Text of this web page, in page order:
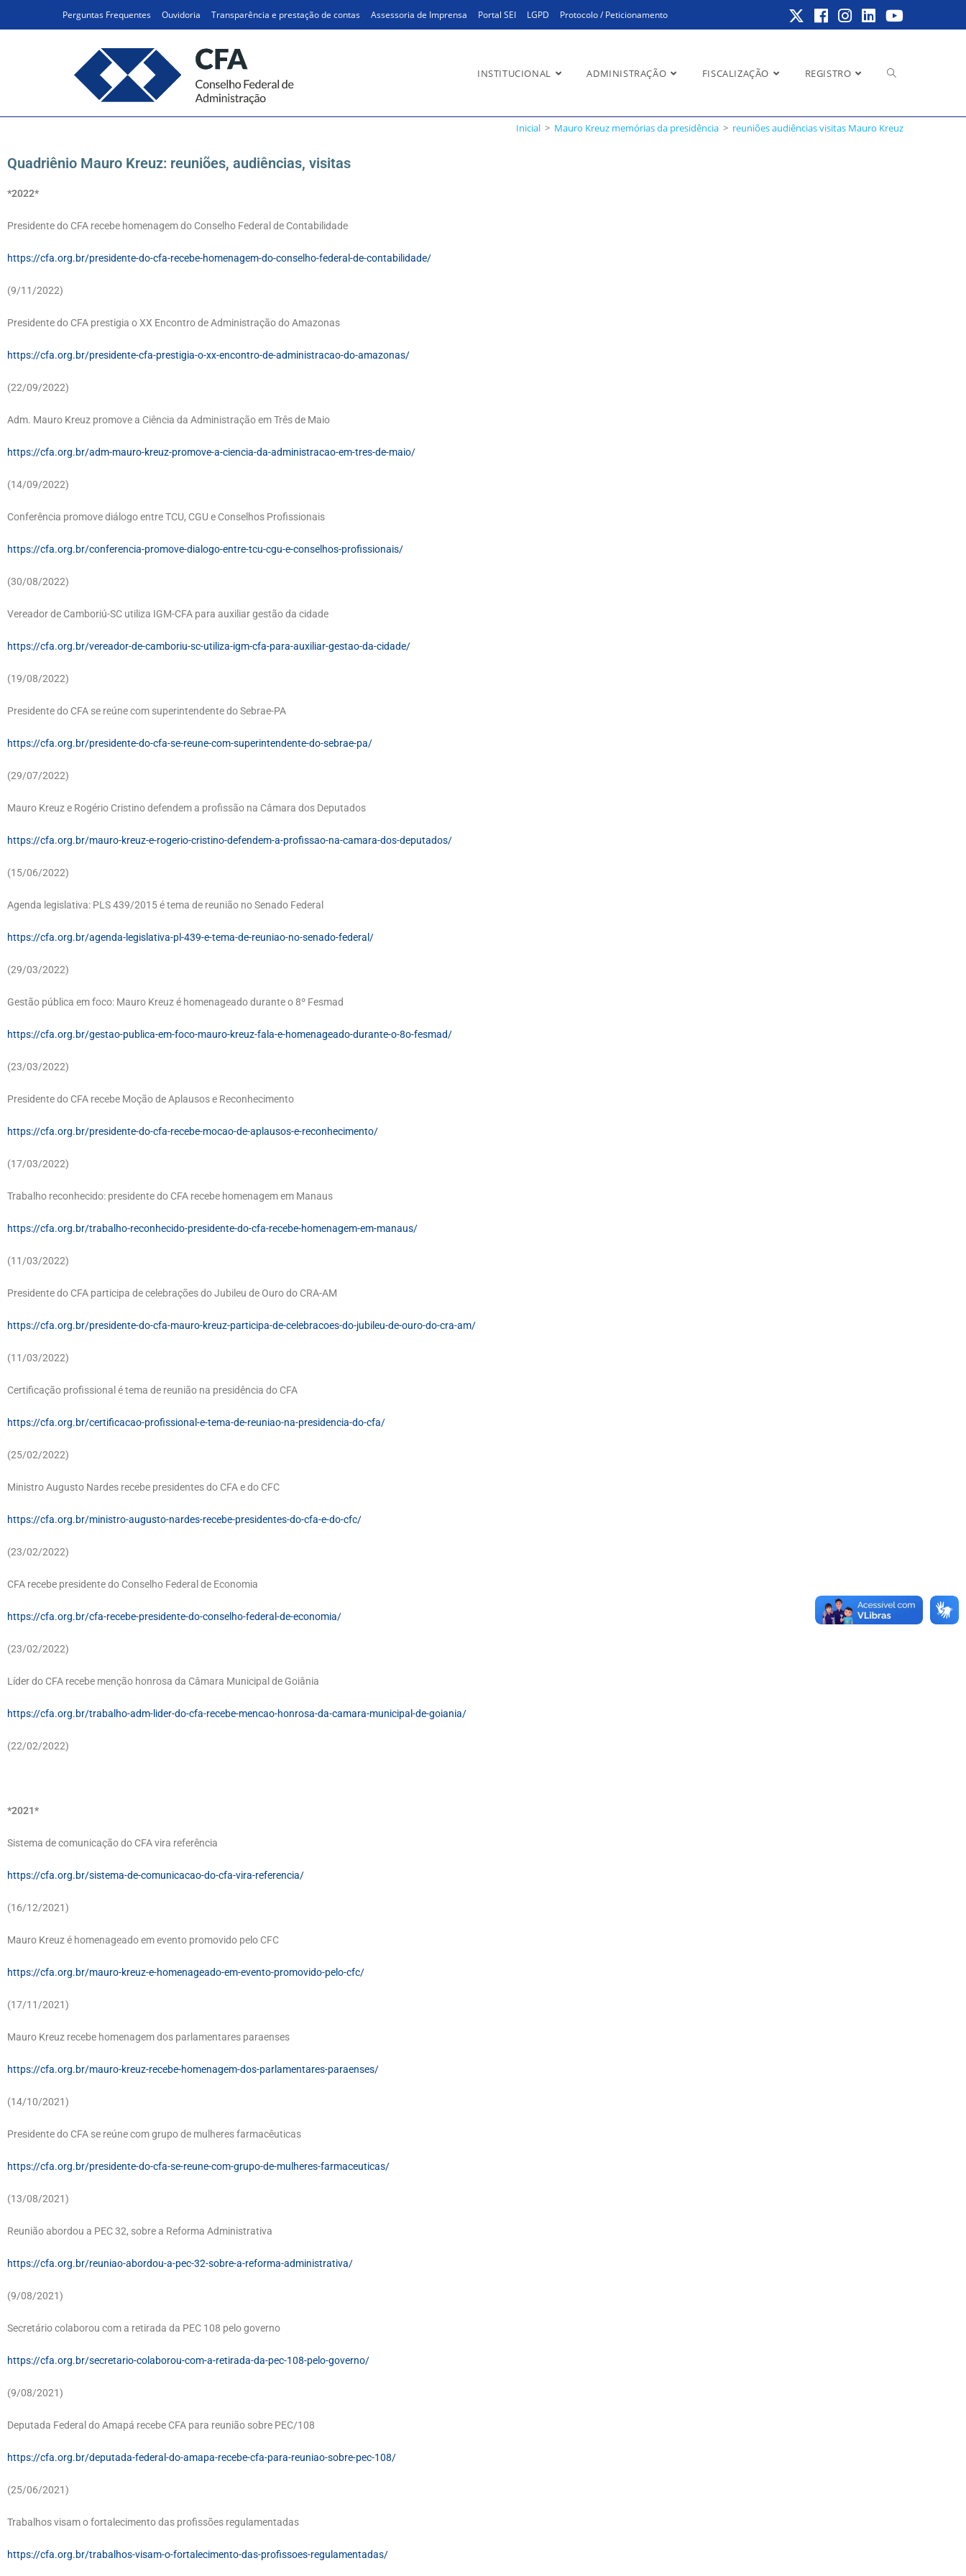
Perguntas Frequentes Ouvidoria Transparência e prestação de contas Assessoria de Imprensa Portal SEI LGPD Protocolo / Peticionamento
INSTITUCIONAL ADMINISTRAÇÃO FISCALIZAÇÃO REGISTRO
Inicial > Mauro Kreuz memórias da presidência > reuniões audiências visitas Mauro Kreuz
Quadriênio Mauro Kreuz: reuniões, audiências, visitas
*2022*
Presidente do CFA recebe homenagem do Conselho Federal de Contabilidade
https://cfa.org.br/presidente-do-cfa-recebe-homenagem-do-conselho-federal-de-contabilidade/
(9/11/2022)
Presidente do CFA prestigia o XX Encontro de Administração do Amazonas
https://cfa.org.br/presidente-cfa-prestigia-o-xx-encontro-de-administracao-do-amazonas/
(22/09/2022)
Adm. Mauro Kreuz promove a Ciência da Administração em Três de Maio
https://cfa.org.br/adm-mauro-kreuz-promove-a-ciencia-da-administracao-em-tres-de-maio/
(14/09/2022)
Conferência promove diálogo entre TCU, CGU e Conselhos Profissionais
https://cfa.org.br/conferencia-promove-dialogo-entre-tcu-cgu-e-conselhos-profissionais/
(30/08/2022)
Vereador de Camboriú-SC utiliza IGM-CFA para auxiliar gestão da cidade
https://cfa.org.br/vereador-de-camboriu-sc-utiliza-igm-cfa-para-auxiliar-gestao-da-cidade/
(19/08/2022)
Presidente do CFA se reúne com superintendente do Sebrae-PA
https://cfa.org.br/presidente-do-cfa-se-reune-com-superintendente-do-sebrae-pa/
(29/07/2022)
Mauro Kreuz e Rogério Cristino defendem a profissão na Câmara dos Deputados
https://cfa.org.br/mauro-kreuz-e-rogerio-cristino-defendem-a-profissao-na-camara-dos-deputados/
(15/06/2022)
Agenda legislativa: PLS 439/2015 é tema de reunião no Senado Federal
https://cfa.org.br/agenda-legislativa-pl-439-e-tema-de-reuniao-no-senado-federal/
(29/03/2022)
Gestão pública em foco: Mauro Kreuz é homenageado durante o 8º Fesmad
https://cfa.org.br/gestao-publica-em-foco-mauro-kreuz-fala-e-homenageado-durante-o-8o-fesmad/
(23/03/2022)
Presidente do CFA recebe Moção de Aplausos e Reconhecimento
https://cfa.org.br/presidente-do-cfa-recebe-mocao-de-aplausos-e-reconhecimento/
(17/03/2022)
Trabalho reconhecido: presidente do CFA recebe homenagem em Manaus
https://cfa.org.br/trabalho-reconhecido-presidente-do-cfa-recebe-homenagem-em-manaus/
(11/03/2022)
Presidente do CFA participa de celebrações do Jubileu de Ouro do CRA-AM
https://cfa.org.br/presidente-do-cfa-mauro-kreuz-participa-de-celebracoes-do-jubileu-de-ouro-do-cra-am/
(11/03/2022)
Certificação profissional é tema de reunião na presidência do CFA
https://cfa.org.br/certificacao-profissional-e-tema-de-reuniao-na-presidencia-do-cfa/
(25/02/2022)
Ministro Augusto Nardes recebe presidentes do CFA e do CFC
https://cfa.org.br/ministro-augusto-nardes-recebe-presidentes-do-cfa-e-do-cfc/
(23/02/2022)
CFA recebe presidente do Conselho Federal de Economia
https://cfa.org.br/cfa-recebe-presidente-do-conselho-federal-de-economia/
(23/02/2022)
Líder do CFA recebe menção honrosa da Câmara Municipal de Goiânia
https://cfa.org.br/trabalho-adm-lider-do-cfa-recebe-mencao-honrosa-da-camara-municipal-de-goiania/
(22/02/2022)
*2021*
Sistema de comunicação do CFA vira referência
https://cfa.org.br/sistema-de-comunicacao-do-cfa-vira-referencia/
(16/12/2021)
Mauro Kreuz é homenageado em evento promovido pelo CFC
https://cfa.org.br/mauro-kreuz-e-homenageado-em-evento-promovido-pelo-cfc/
(17/11/2021)
Mauro Kreuz recebe homenagem dos parlamentares paraenses
https://cfa.org.br/mauro-kreuz-recebe-homenagem-dos-parlamentares-paraenses/
(14/10/2021)
Presidente do CFA se reúne com grupo de mulheres farmacêuticas
https://cfa.org.br/presidente-do-cfa-se-reune-com-grupo-de-mulheres-farmaceuticas/
(13/08/2021)
Reunião abordou a PEC 32, sobre a Reforma Administrativa
https://cfa.org.br/reuniao-abordou-a-pec-32-sobre-a-reforma-administrativa/
(9/08/2021)
Secretário colaborou com a retirada da PEC 108 pelo governo
https://cfa.org.br/secretario-colaborou-com-a-retirada-da-pec-108-pelo-governo/
(9/08/2021)
Deputada Federal do Amapá recebe CFA para reunião sobre PEC/108
https://cfa.org.br/deputada-federal-do-amapa-recebe-cfa-para-reuniao-sobre-pec-108/
(25/06/2021)
Trabalhos visam o fortalecimento das profissões regulamentadas
https://cfa.org.br/trabalhos-visam-o-fortalecimento-das-profissoes-regulamentadas/